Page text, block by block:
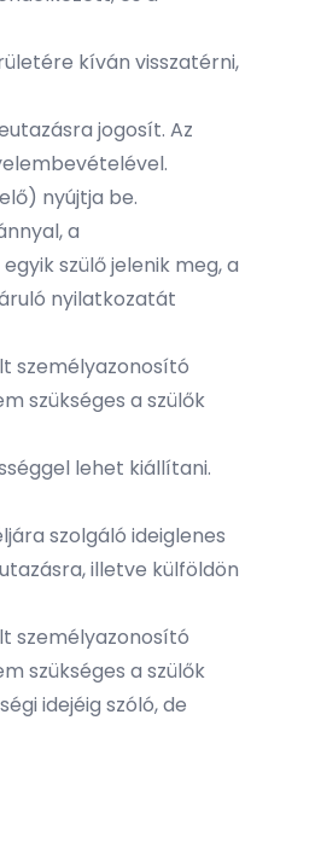
kíván visszatérni,
jogosít. Az
nyújtja be.
a
szülő jelenik meg, a
nyilatkozatát
személyazonosító
szükséges a szülők
lehet kiállítani.
szolgáló ideiglenes
illetve külföldön
személyazonosító
szükséges a szülők
idejéig szóló, de